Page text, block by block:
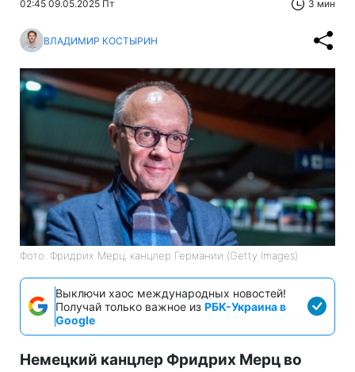
02:45 09.05.2025 Пт 3 мин
ВЛАДИМИР КОСТЫРИН
Фото: Фридрих Мерц, канцлер Германии (Getty Images)
Выключи хаос международных новостей!
Получай только важное из РБК-Украина в
Google
Немецкий канцлер Фридрих Мерц во